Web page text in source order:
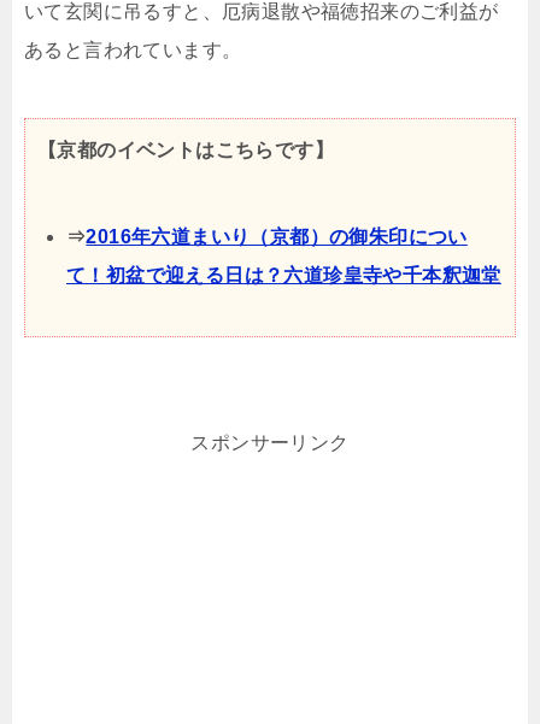
いて玄関に吊るすと、厄病退散や福徳招来のご利益が
あると言われています。
【京都のイベントはこちらです】
⇒2016年六道まいり（京都）の御朱印につい
て！初盆で迎える日は？六道珍皇寺や千本釈迦堂
スポンサーリンク